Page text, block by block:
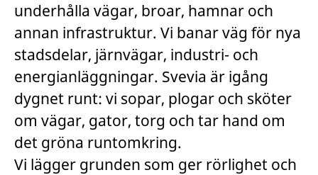
underhålla vägar, broar, hamnar och
annan infrastruktur. Vi banar väg för nya
stadsdelar, järnvägar, industri- och
energianläggningar. Svevia är igång
dygnet runt: vi sopar, plogar och sköter
om vägar, gator, torg och tar hand om
det gröna runtomkring.
Vi lägger grunden som ger rörlighet och